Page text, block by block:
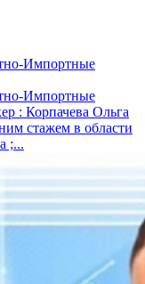
Импортные
Импортные
: Корпачева Ольга
стажем в области
;...